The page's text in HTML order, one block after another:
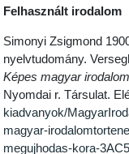
Felhasznált irodalom
Simonyi Zsigmond
nyelvtudomány.
Képes magyar
Nyomdai r. Társulat.
kiadvanyok/
magyar-
megujhodas-kora-